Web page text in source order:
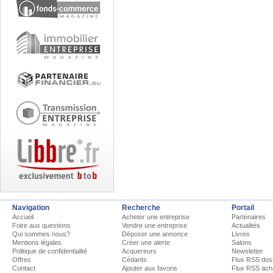
Navigation
Accueil
Foire aux questions
Qui sommes nous?
Mentions légales
Politique de confidentialité
Offres
Contact
Recherche
Acheter une entreprise
Vendre une entreprise
Déposer une annonce
Créer une alerte
Acquereurs
Cédants
Ajouter aux favoris
Portail
Partenaires
Actualités
Livres
Salons
Newsletter
Flux RSS
Flux RSS